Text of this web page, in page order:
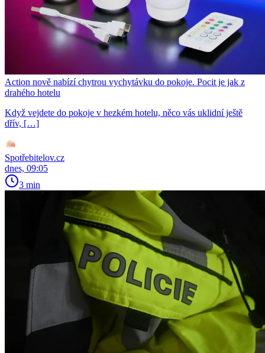
Action nově nabízí chytrou vychytávku do pokoje. Pocit je jak z
drahého hotelu
Když vejdete do pokoje v hezkém hotelu, něco vás uklidní ještě
dřív, […]
Spotřebitelov.cz
dnes, 09:05
3 min